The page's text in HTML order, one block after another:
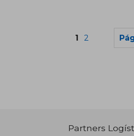
1 2
Partners